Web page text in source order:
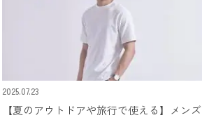
2025.07.23
【夏のアウトドアや旅行で使える】メンズ